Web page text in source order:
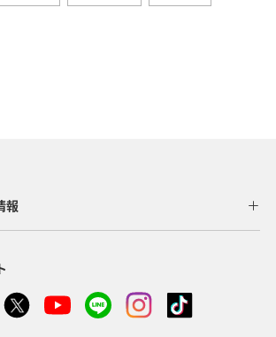
ン
貯める（自宅にいながら貯める）
ョップ A-style秋特集
報